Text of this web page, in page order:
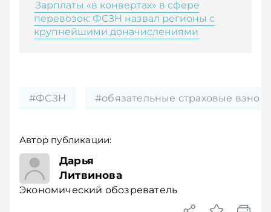
Зарплаты «в конвертах» в сфере
перевозок: ФСЗН назвал регионы с
крупнейшими доначислениями
#ФСЗН #обязательные страховые
Автор публикации:
Экономический
обозреватель
Дарья
Литвинова
Экономический обозреватель